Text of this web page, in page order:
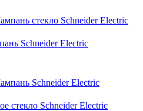
Schneider Electric
стекло Schneider Electric